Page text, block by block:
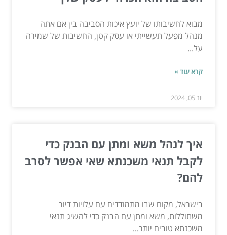
מבוא לחשיבותו של יועץ איכות הסביבה בין אם אתה
מנהל מפעל תעשייתי או עסק קטן, החשיבות של שמירה
על...
קרא עוד »
יונ 05, 2024
איך לנהל משא ומתן עם הבנק כדי
לקבל תנאי משכנתא שאי אפשר לסרב
להם?
בישראל, מקום שבו מתמודדים עם עלויות דיור
משתוללות, משא ומתן עם הבנק כדי להשיג תנאי
משכנתא טובים יותר...